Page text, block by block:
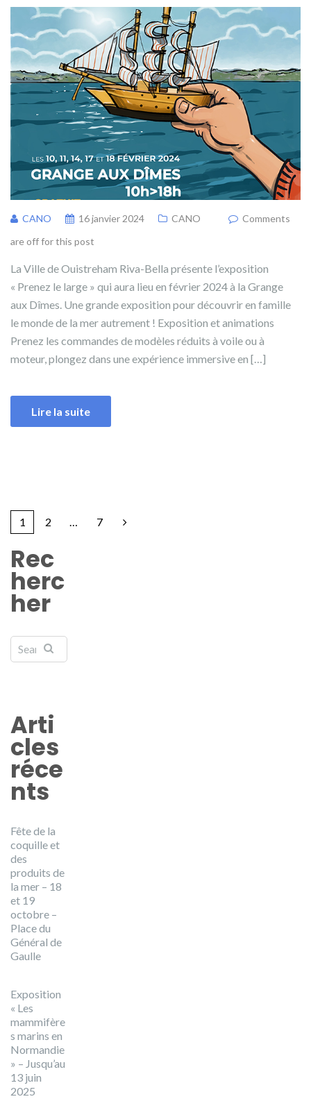
CANO 16 janvier 2024 CANO
Comments
are off for this post
La Ville de Ouistreham Riva-Bella présente l’exposition
« Prenez le large » qui aura lieu en février 2024 à la Grange
aux Dîmes. Une grande exposition pour découvrir en famille
le monde de la mer autrement ! Exposition et animations
Prenez les commandes de modèles réduits à voile ou à
moteur, plongez dans une expérience immersive en […]
Lire la suite
1 2 … 7
Rec
herc
her
Arti
cles
réce
nts
Fête de la
coquille et
des
produits de
la mer – 18
et 19
octobre –
Place du
Général de
Gaulle
Exposition
« Les
mammifère
s marins en
Normandie
» – Jusqu’au
13 juin
2025